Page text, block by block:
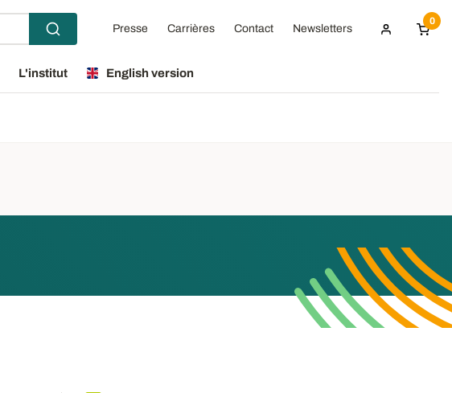
Presse Carrières Contact Newsletters
0
L'institut English version